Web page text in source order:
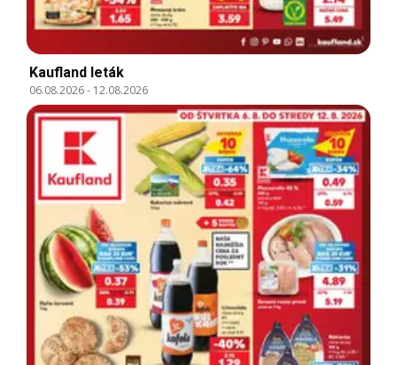
Kaufland leták
06.08.2026- 12.08.2026